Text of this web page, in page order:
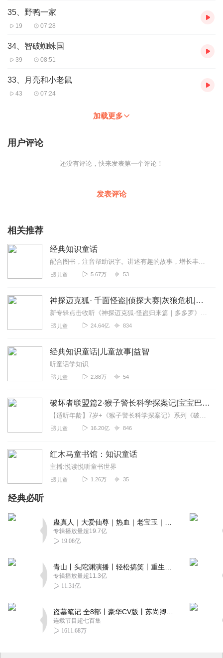
35、野鸭一家
19 07:28
34、智破蜘蛛国
39 08:51
33、月亮和小老鼠
43 07:24
加载更多
用户评论
还没有评论，快来发表第一个评论！
发表评论
相关推荐
经典知识童话
配合图书，注音帮助识字。讲述有趣的故事，增长丰富的知识，精美趣味插图，亲子共读。
儿童 5.67万 53
神探迈克狐· 千面怪盗|侦探大赛|灰狼危机|多多罗
新专辑点击收听《神探迈克狐·怪盗归来篇｜多多罗》！！！>>>点击进入主播橱窗购买《神探迈克狐》系列图书吧!<<<多多罗故事【点击前往】收听多多罗其他好玩有趣的故...
儿童 24.64亿 834
经典知识童话|儿童故事|益智
听童话学知识
儿童 2.88万 54
破坏者联盟篇2·猴子警长科学探案记|宝宝巴士故事
【适听年龄】7岁+《猴子警长科学探案记》系列《破坏者联盟篇1·猴子警长科学探案记》>>>《破坏者联盟篇2·猴子警长科学探案记》>>>《破坏者联盟篇3·猴子警长科...
儿童 16.20亿 846
红木马童书馆：知识童话
主播:悦读悦听童书世界
儿童 1.26万 35
经典必听
专辑播放量超19.7亿
19.08亿
专辑播放量超11.3亿
11.31亿
连载节目超七百集
1611.68万